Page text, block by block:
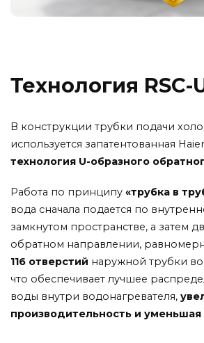
Технология RSC-
В конструкции трубки подачи
используется запатентованная
технология U-образного
Работа по принципу «трубка в
вода сначала подается по
замкнутом пространстве, а затем
обратном направлении,
116 отверстий наружной трубки
что обеспечивает лучшее
воды внутри водонагревателя,
производительность и